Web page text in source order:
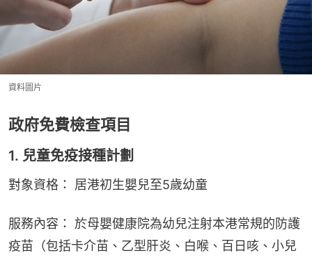
資料圖片
政府免費檢查項目
1. 兒童免疫接種計劃
對象資格： 居港初生嬰兒至5歲幼童
服務內容： 於母嬰健康院為幼兒注射本港常規的防護
疫苗（包括卡介苗、乙型肝炎、白喉、百日咳、小兒